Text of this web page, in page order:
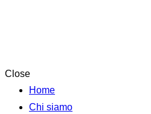
Close
Home
Chi siamo